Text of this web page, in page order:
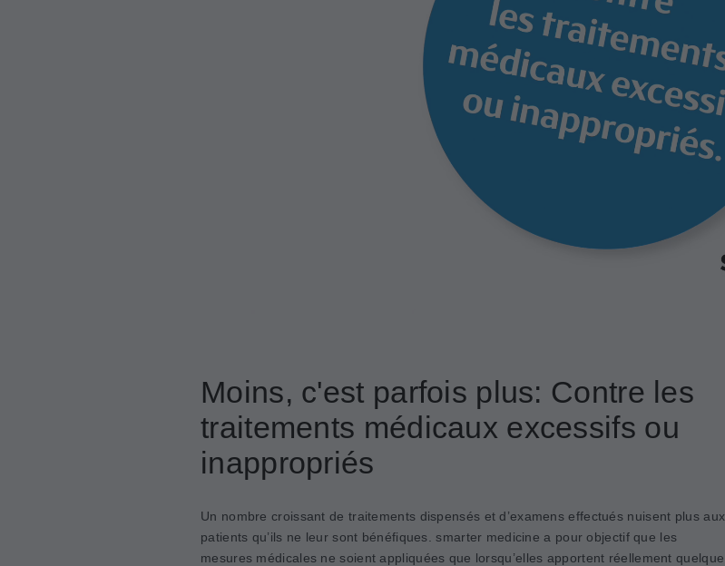
Moins, c'est parfois plus: Contre les
traitements médicaux excessifs ou
inappropriés
Un nombre croissant de traitements dispensés et d’examens effectués nuisent plus aux
patients qu’ils ne leur sont bénéfiques. smarter medicine a pour objectif que les
mesures médicales ne soient appliquées que lorsqu’elles apportent réellement quelque